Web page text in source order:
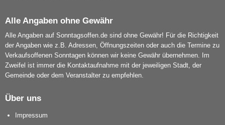
Alle Angaben ohne Gewähr
Alle Angaben auf Sonntagsoffen.de sind ohne Gewähr! Für die Richtigkeit
der Angaben wie z.B. Adressen, Öffnungszeiten oder auch die Termine zu
Verkaufsoffenen Sonntagen können wir keine Gewähr übernehmen. Im
Zweifel ist immer die Kontaktaufnahme mit der jeweiligen Stadt, der
Gemeinde oder dem Veranstalter zu empfehlen.
Über uns
Impressum